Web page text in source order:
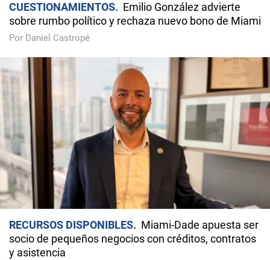
CUESTIONAMIENTOS
Emilio González advierte
sobre rumbo político y rechaza nuevo bono de Miami
Por Daniel Castropé
RECURSOS DISPONIBLES
Miami-Dade apuesta ser
socio de pequeños negocios con créditos, contratos
y asistencia